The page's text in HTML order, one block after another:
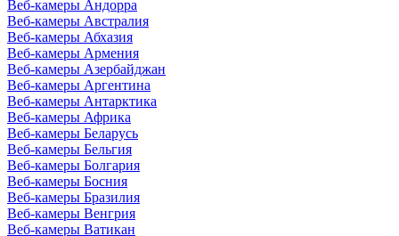
Веб-камеры Андорра
Веб-камеры Австралия
Веб-камеры Абхазия
Веб-камеры Армения
Веб-камеры Азербайджан
Веб-камеры Аргентина
Веб-камеры Антарктика
Веб-камеры Африка
Веб-камеры Беларусь
Веб-камеры Бельгия
Веб-камеры Болгария
Веб-камеры Босния
Веб-камеры Бразилия
Веб-камеры Венгрия
Веб-камеры Ватикан